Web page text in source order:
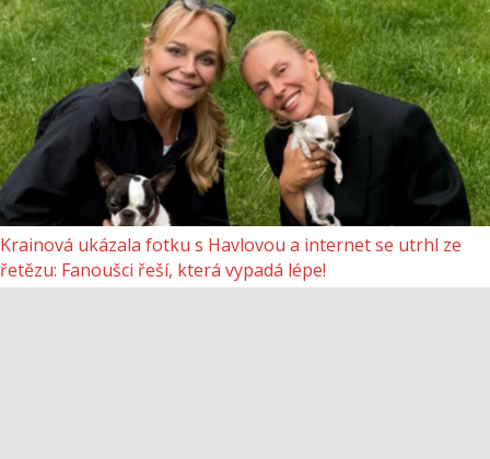
Krainová ukázala fotku s Havlovou a internet se utrhl ze
řetězu: Fanoušci řeší, která vypadá lépe!